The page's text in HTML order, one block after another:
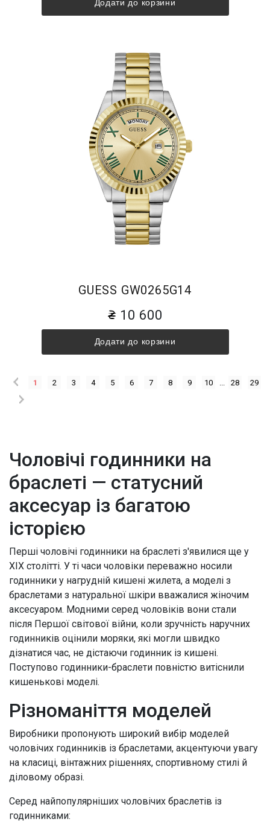
Додати до корзини
GUESS GW0265G14
10 600
Додати до корзини
1 2 3 4 5 6 7 8 9 10 28 29
Чоловічі годинники на
браслеті — статусний
аксесуар із багатою
історією
Перші чоловічі годинники на браслеті з'явилися ще у
XIX столітті. У ті часи чоловіки переважно носили
годинники у нагрудній кишені жилета, а моделі з
браслетами з натуральної шкіри вважалися жіночим
аксесуаром. Модними серед чоловіків вони стали
після Першої світової війни, коли зручність наручних
годинників оцінили моряки, які могли швидко
дізнатися час, не дістаючи годинник із кишені.
Поступово годинники-браслети повністю витіснили
кишенькові моделі.
Різноманіття моделей
Виробники пропонують широкий вибір моделей
чоловічих годинників із браслетами, акцентуючи увагу
на класиці, вінтажних рішеннях, спортивному стилі й
діловому образі.
Серед найпопулярніших чоловічих браслетів із
годинниками: